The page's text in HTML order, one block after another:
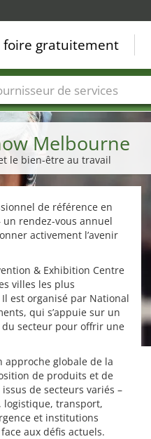
Melbourne
le bien-être au travail
de référence en
rendez-vous annuel
activement l’avenir
& Exhibition Centre
villes les plus
est organisé par National
qui s’appuie sur un
du secteur pour offrir une
approche globale de la
de produits et de
de secteurs variés –
transport,
et institutions
aux défis actuels.
gratuitement
de services